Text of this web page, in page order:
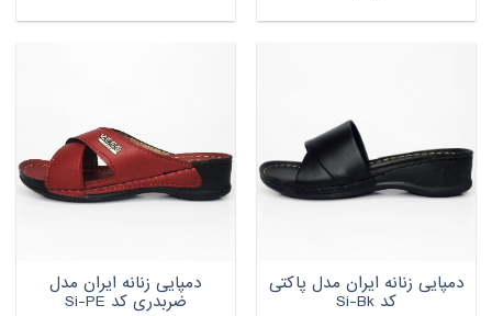
دمپایی زنانه ایران مدل پاکتی
کد Si-Bk
دمپایی زنانه ایران مدل
ضربدری کد Si-PE